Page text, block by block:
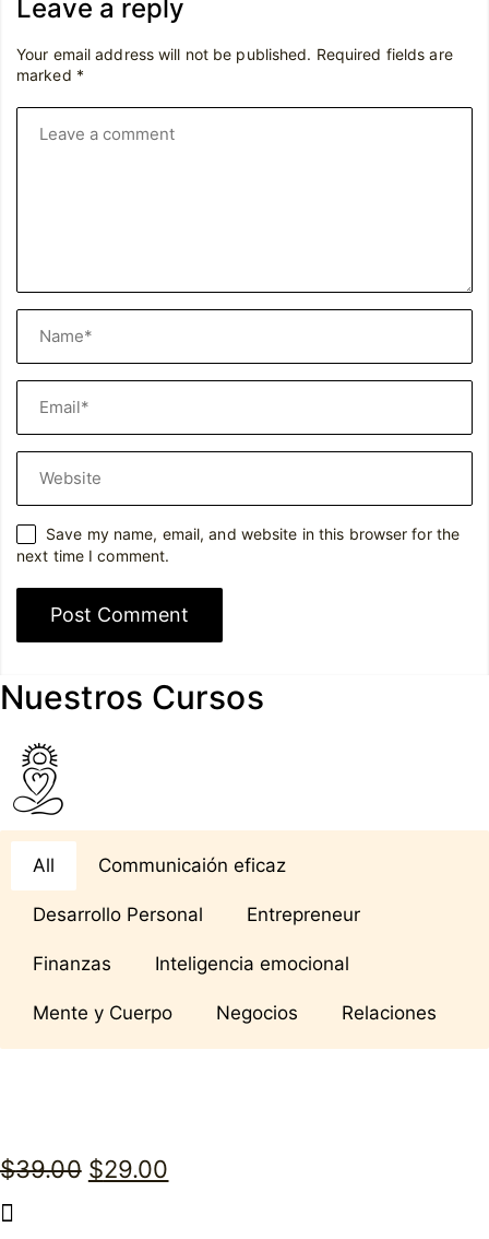
Leave a reply
Your email address will not be published. Required fields are
marked *
Leave
comment
Save my name, email, and website in this browser for the
next time I comment.
Nuestros Cursos
All Communicaión eficaz
Desarrollo Personal Entrepreneur
Finanzas Inteligencia emocional
Mente y Cuerpo Negocios Relaciones
$39.00 Original
$29.00